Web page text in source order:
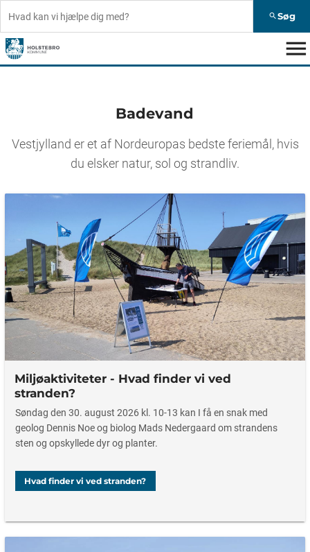
search Søg
menu
Badevand
Vestjylland er et af Nordeuropas bedste feriemål, hvis
du elsker natur, sol og strandliv.
Miljøaktiviteter - Hvad finder vi ved
stranden?
Søndag den 30. august 2026 kl. 10-13 kan I få en snak med
geolog Dennis Noe og biolog Mads Nedergaard om strandens
sten og opskyllede dyr og planter.
Hvad finder vi ved stranden?